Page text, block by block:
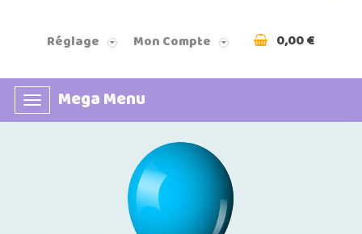
Réglage Mon Compte 0,00 €
Basculer
la
Mega Menu